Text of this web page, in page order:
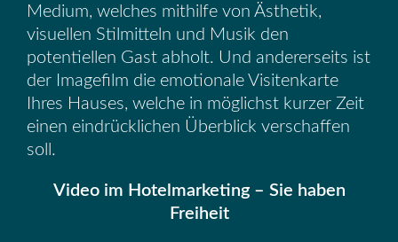
Medium, welches mithilfe von Ästhetik,
visuellen Stilmitteln und Musik den
potentiellen Gast abholt. Und andererseits ist
der Imagefilm die emotionale Visitenkarte
Ihres Hauses, welche in möglichst kurzer Zeit
einen eindrücklichen Überblick verschaffen
soll.
Video im Hotelmarketing – Sie haben
Freiheit